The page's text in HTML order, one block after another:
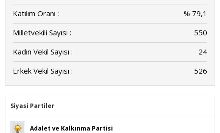
Katılım Oranı :
% 79,1
Milletvekili Sayısı :
550
Kadın Vekil Sayısı :
24
Erkek Vekil Sayısı :
526
Siyasi Partiler
Adalet ve Kalkınma Partisi